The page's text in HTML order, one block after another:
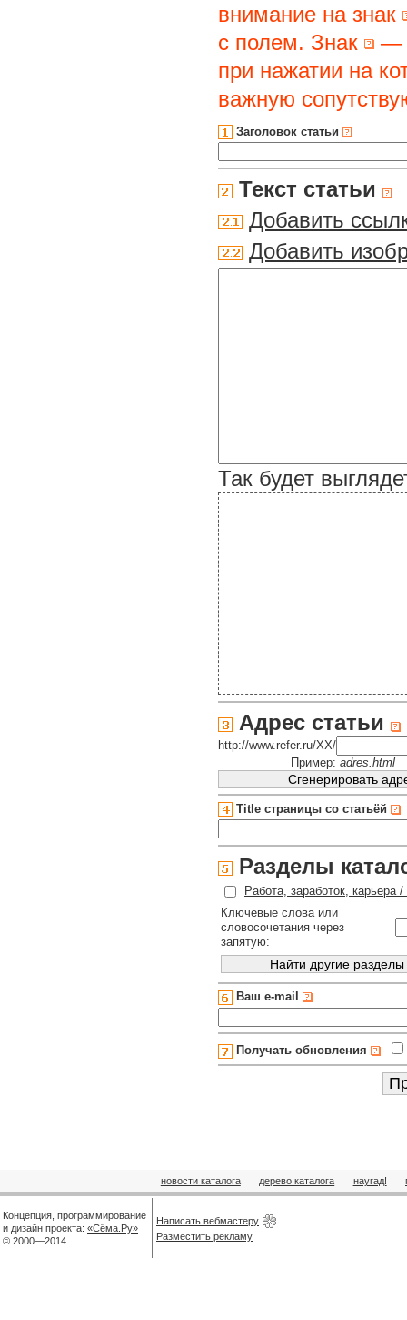
внимание на знак
с полем. Знак
—
при нажатии на
важную
Заголовок статьи
Текст статьи
Добавить
Добавить
Так будет
Адрес статьи
http://www.refer.ru/XX/
Пример: adres.html
Title страницы со статьёй
Разделы
Работа, заработок,
Ключевые слова или
словосочетания через
запятую:
Ваш e-mail
Получать обновления
новости каталога дерево каталога наугад!
Концепция, программирование
и дизайн проекта: «Сёма.Ру»
© 2000—2014
Написать вебмастеру
Разместить рекламу